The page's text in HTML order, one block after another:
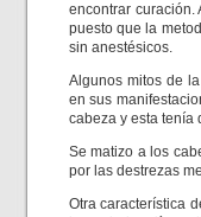
encontrar curación.
puesto que la
sin anestésicos.
Algunos mitos de
en sus
cabeza y esta tenía
Se matizo a los
por las destrezas
Otra característica